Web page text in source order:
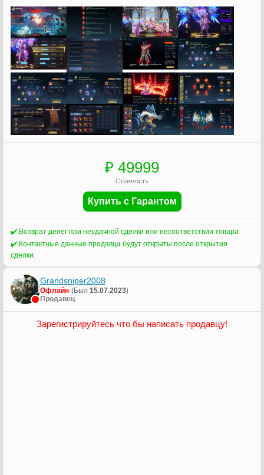
₽ 49999
Стоимость
Купить с Гарантом
✔️ Возврат денег при неудачной сделки или несоответствии товара
✔️ Контактные данные продавца будут открыты после открытия
сделки.
Grandsniper2008
Офлайн (Был 15.07.2023)
Продавец
Зарегистрируйтесь что бы написать продавцу!